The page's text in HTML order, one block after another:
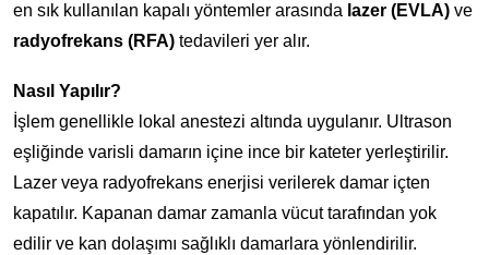
en sık kullanılan kapalı yöntemler arasında lazer (EVLA) ve
radyofrekans (RFA) tedavileri yer alır.
Nasıl Yapılır?
İşlem genellikle lokal anestezi altında uygulanır. Ultrason
eşliğinde varisli damarın içine ince bir kateter yerleştirilir.
Lazer veya radyofrekans enerjisi verilerek damar içten
kapatılır. Kapanan damar zamanla vücut tarafından yok
edilir ve kan dolaşımı sağlıklı damarlara yönlendirilir.